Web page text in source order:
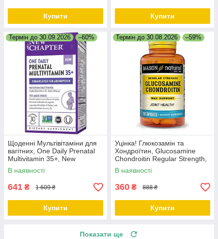
Купити Купити
Термін до 30.09.2026 –60%
Щоденні Мультівітаміни для
вагітних, One Daily Prenatal
Multivitamin 35+, New
Chapter, 30 таблеток
В наявності
641 ₴ 1 609 ₴
Купити
Термін до 30.08.2026 –59%
Уцінка! Глюкозамін та
Хондроїтин, Glucosamine
Chondroitin Regular Strength,
Mason Natural, 100 капсул
В наявності
360 ₴ 888 ₴
Купити
Показати ще